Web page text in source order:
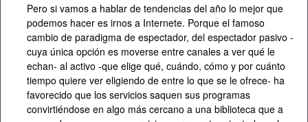
Pero si vamos a hablar de tendencias del año lo mejor que
podemos hacer es irnos a Internete. Porque el famoso
cambio de paradigma de espectador, del espectador pasivo -
cuya única opción es moverse entre canales a ver qué le
echan- al activo -que elige qué, cuándo, cómo y por cuánto
tiempo quiere ver eligiendo de entre lo que se le ofrece- ha
favorecido que los servicios saquen sus programas
convirtiéndose en algo más cercano a una biblioteca que a